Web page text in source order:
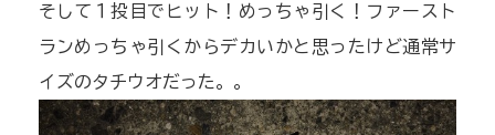
そして１投目でヒット！めっちゃ引く！ファースト
ランめっちゃ引くからデカいかと思ったけど通常サ
イズのタチウオだった。。